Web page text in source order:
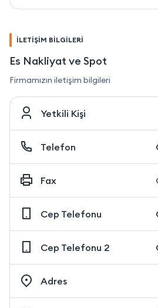
İLETİŞİM BİLGİLERİ
Es Nakliyat ve Spot
Firmamızın iletişim bilgileri
Yetkili Kişi
Telefon
Fax
Cep Telefonu
Cep Telefonu 2
Adres